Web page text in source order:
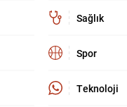
Sağlık
Spor
Teknoloji